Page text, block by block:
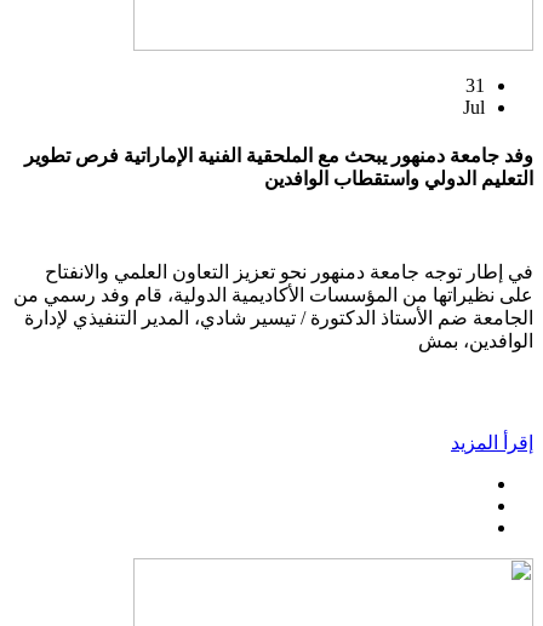
31
Jul
وفد جامعة دمنهور يبحث مع الملحقية الفنية الإماراتية فرص تطوير
التعليم الدولي واستقطاب الوافدين
في إطار توجه جامعة دمنهور نحو تعزيز التعاون العلمي والانفتاح
على نظيراتها من المؤسسات الأكاديمية الدولية، قام وفد رسمي من
الجامعة ضم الأستاذ الدكتورة / تيسير شادي، المدير التنفيذي لإدارة
الوافدين، بمش
إقرأ المزيد